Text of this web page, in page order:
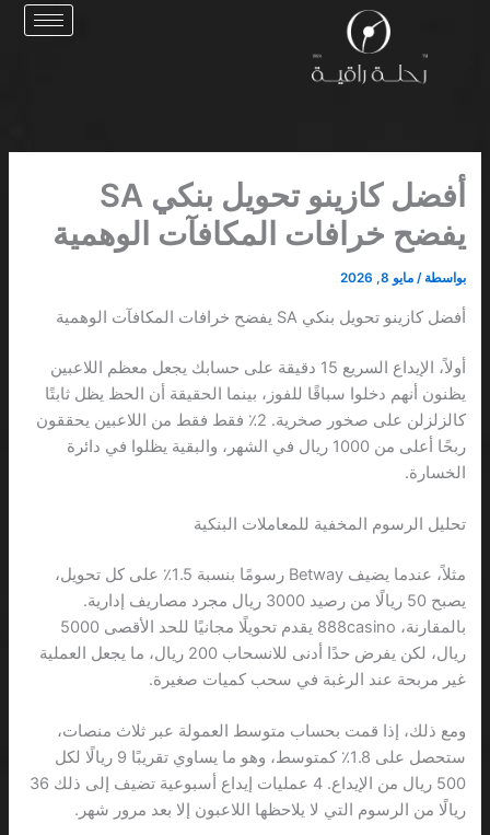
أفضل كازينو تحويل بنكي SA
يفضح خرافات المكافآت الوهمية
بواسطة /مايو 8, 2026
أفضل كازينو تحويل بنكي SA يفضح خرافات المكافآت الوهمية
أولاً، الإيداع السريع 15 دقيقة على حسابك يجعل معظم اللاعبين
يظنون أنهم دخلوا سباقًا للفوز، بينما الحقيقة أن الحظ يظل ثابتًا
كالزلزلن على صخور صخرية. 2٪ فقط فقط من اللاعبين يحققون
ربحًا أعلى من 1000 ريال في الشهر، والبقية يظلوا في دائرة
الخسارة.
تحليل الرسوم المخفية للمعاملات البنكية
مثلاً، عندما يضيف Betway رسومًا بنسبة 1.5٪ على كل تحويل،
يصبح 50 ريالًا من رصيد 3000 ريال مجرد مصاريف إدارية.
بالمقارنة، 888casino يقدم تحويلًا مجانيًا للحد الأقصى 5000
ريال، لكن يفرض حدًا أدنى للانسحاب 200 ريال، ما يجعل العملية
غير مربحة عند الرغبة في سحب كميات صغيرة.
ومع ذلك، إذا قمت بحساب متوسط ​​العمولة عبر ثلاث منصات،
ستحصل على 1.8٪ كمتوسط، وهو ما يساوي تقريبًا 9 ريالًا لكل
500 ريال من الإيداع. 4 عمليات إيداع أسبوعية تضيف إلى ذلك 36
ريالًا من الرسوم التي لا يلاحظها اللاعبون إلا بعد مرور شهر.